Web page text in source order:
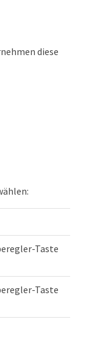
diese
Taste
Taste